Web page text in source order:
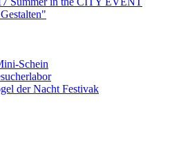
Schein
der Nacht Festivak